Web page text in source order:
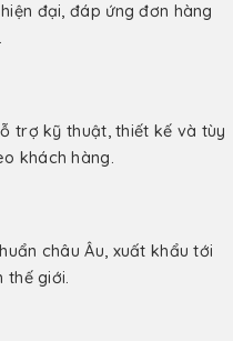
đại, đáp ứng đơn hàng
trợ kỹ thuật, thiết kế và tùy
khách hàng.
châu Âu, xuất khẩu tới
thế giới.